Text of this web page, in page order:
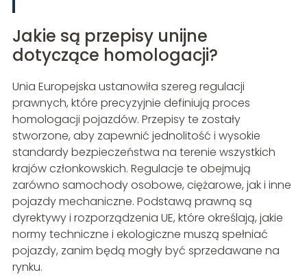
Jakie są przepisy unijne
dotyczące homologacji?
Unia Europejska ustanowiła szereg regulacji
prawnych, które precyzyjnie definiują proces
homologacji pojazdów. Przepisy te zostały
stworzone, aby zapewnić jednolitość i wysokie
standardy bezpieczeństwa na terenie wszystkich
krajów członkowskich. Regulacje te obejmują
zarówno samochody osobowe, ciężarowe, jak i inne
pojazdy mechaniczne. Podstawą prawną są
dyrektywy i rozporządzenia UE, które określają, jakie
normy techniczne i ekologiczne muszą spełniać
pojazdy, zanim będą mogły być sprzedawane na
rynku.